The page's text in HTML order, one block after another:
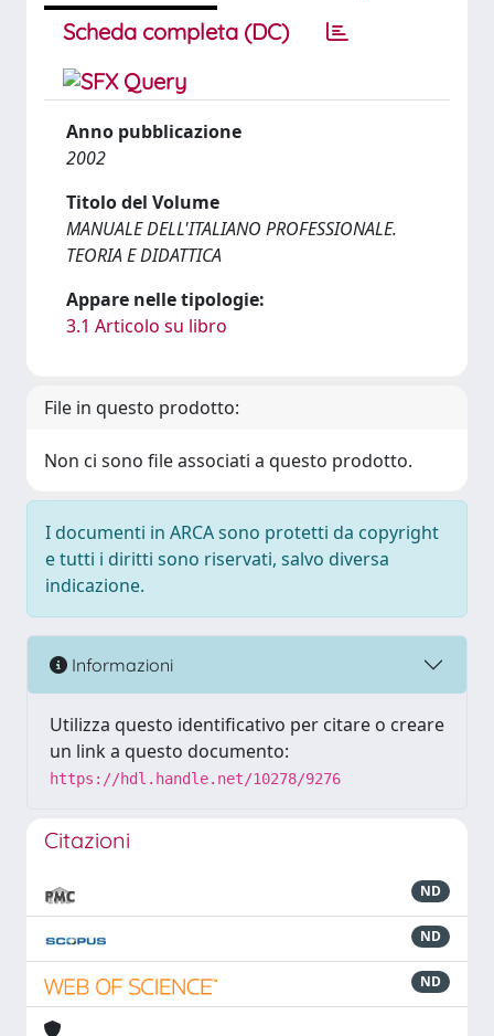
Scheda completa (DC)
Anno pubblicazione
2002
Titolo del Volume
MANUALE DELL'ITALIANO PROFESSIONALE.
TEORIA E DIDATTICA
Appare nelle tipologie:
3.1 Articolo su libro
File in questo prodotto:
Non ci sono file associati a questo prodotto.
I documenti in ARCA sono protetti da copyright
e tutti i diritti sono riservati, salvo diversa
indicazione.
Informazioni
Utilizza questo identificativo per citare o creare
un link a questo documento:
https://hdl.handle.net/10278/9276
Citazioni
ND
ND
ND